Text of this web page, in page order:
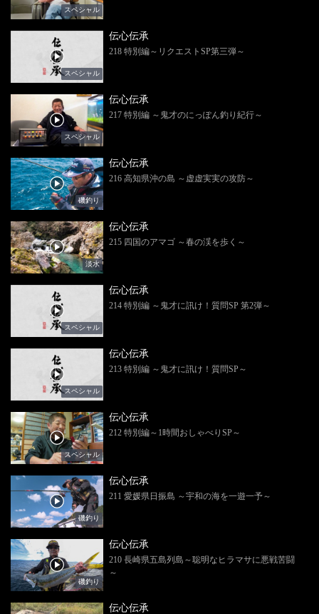
スペシャル
スペシャル
伝心伝承
218 特別編～リクエストSP第三弾～
スペシャル
伝心伝承
217 特別編 ～鬼才のにっぽん釣り紀行～
磯釣り
伝心伝承
216 高知県沖の島 ～虚虚実実の攻防～
淡水
伝心伝承
215 四国のアマゴ ～春の渓を歩く～
スペシャル
伝心伝承
214 特別編 ～鬼才に訊け！質問SP 第2弾～
スペシャル
伝心伝承
213 特別編 ～鬼才に訊け！質問SP～
スペシャル
伝心伝承
212 特別編～1時間おしゃべりSP～
磯釣り
伝心伝承
211 愛媛県日振島 ～宇和の海を一遊一予～
磯釣り
伝心伝承
210 長崎県五島列島～聡明なヒラマサに悪戦苦闘
～
伝心伝承